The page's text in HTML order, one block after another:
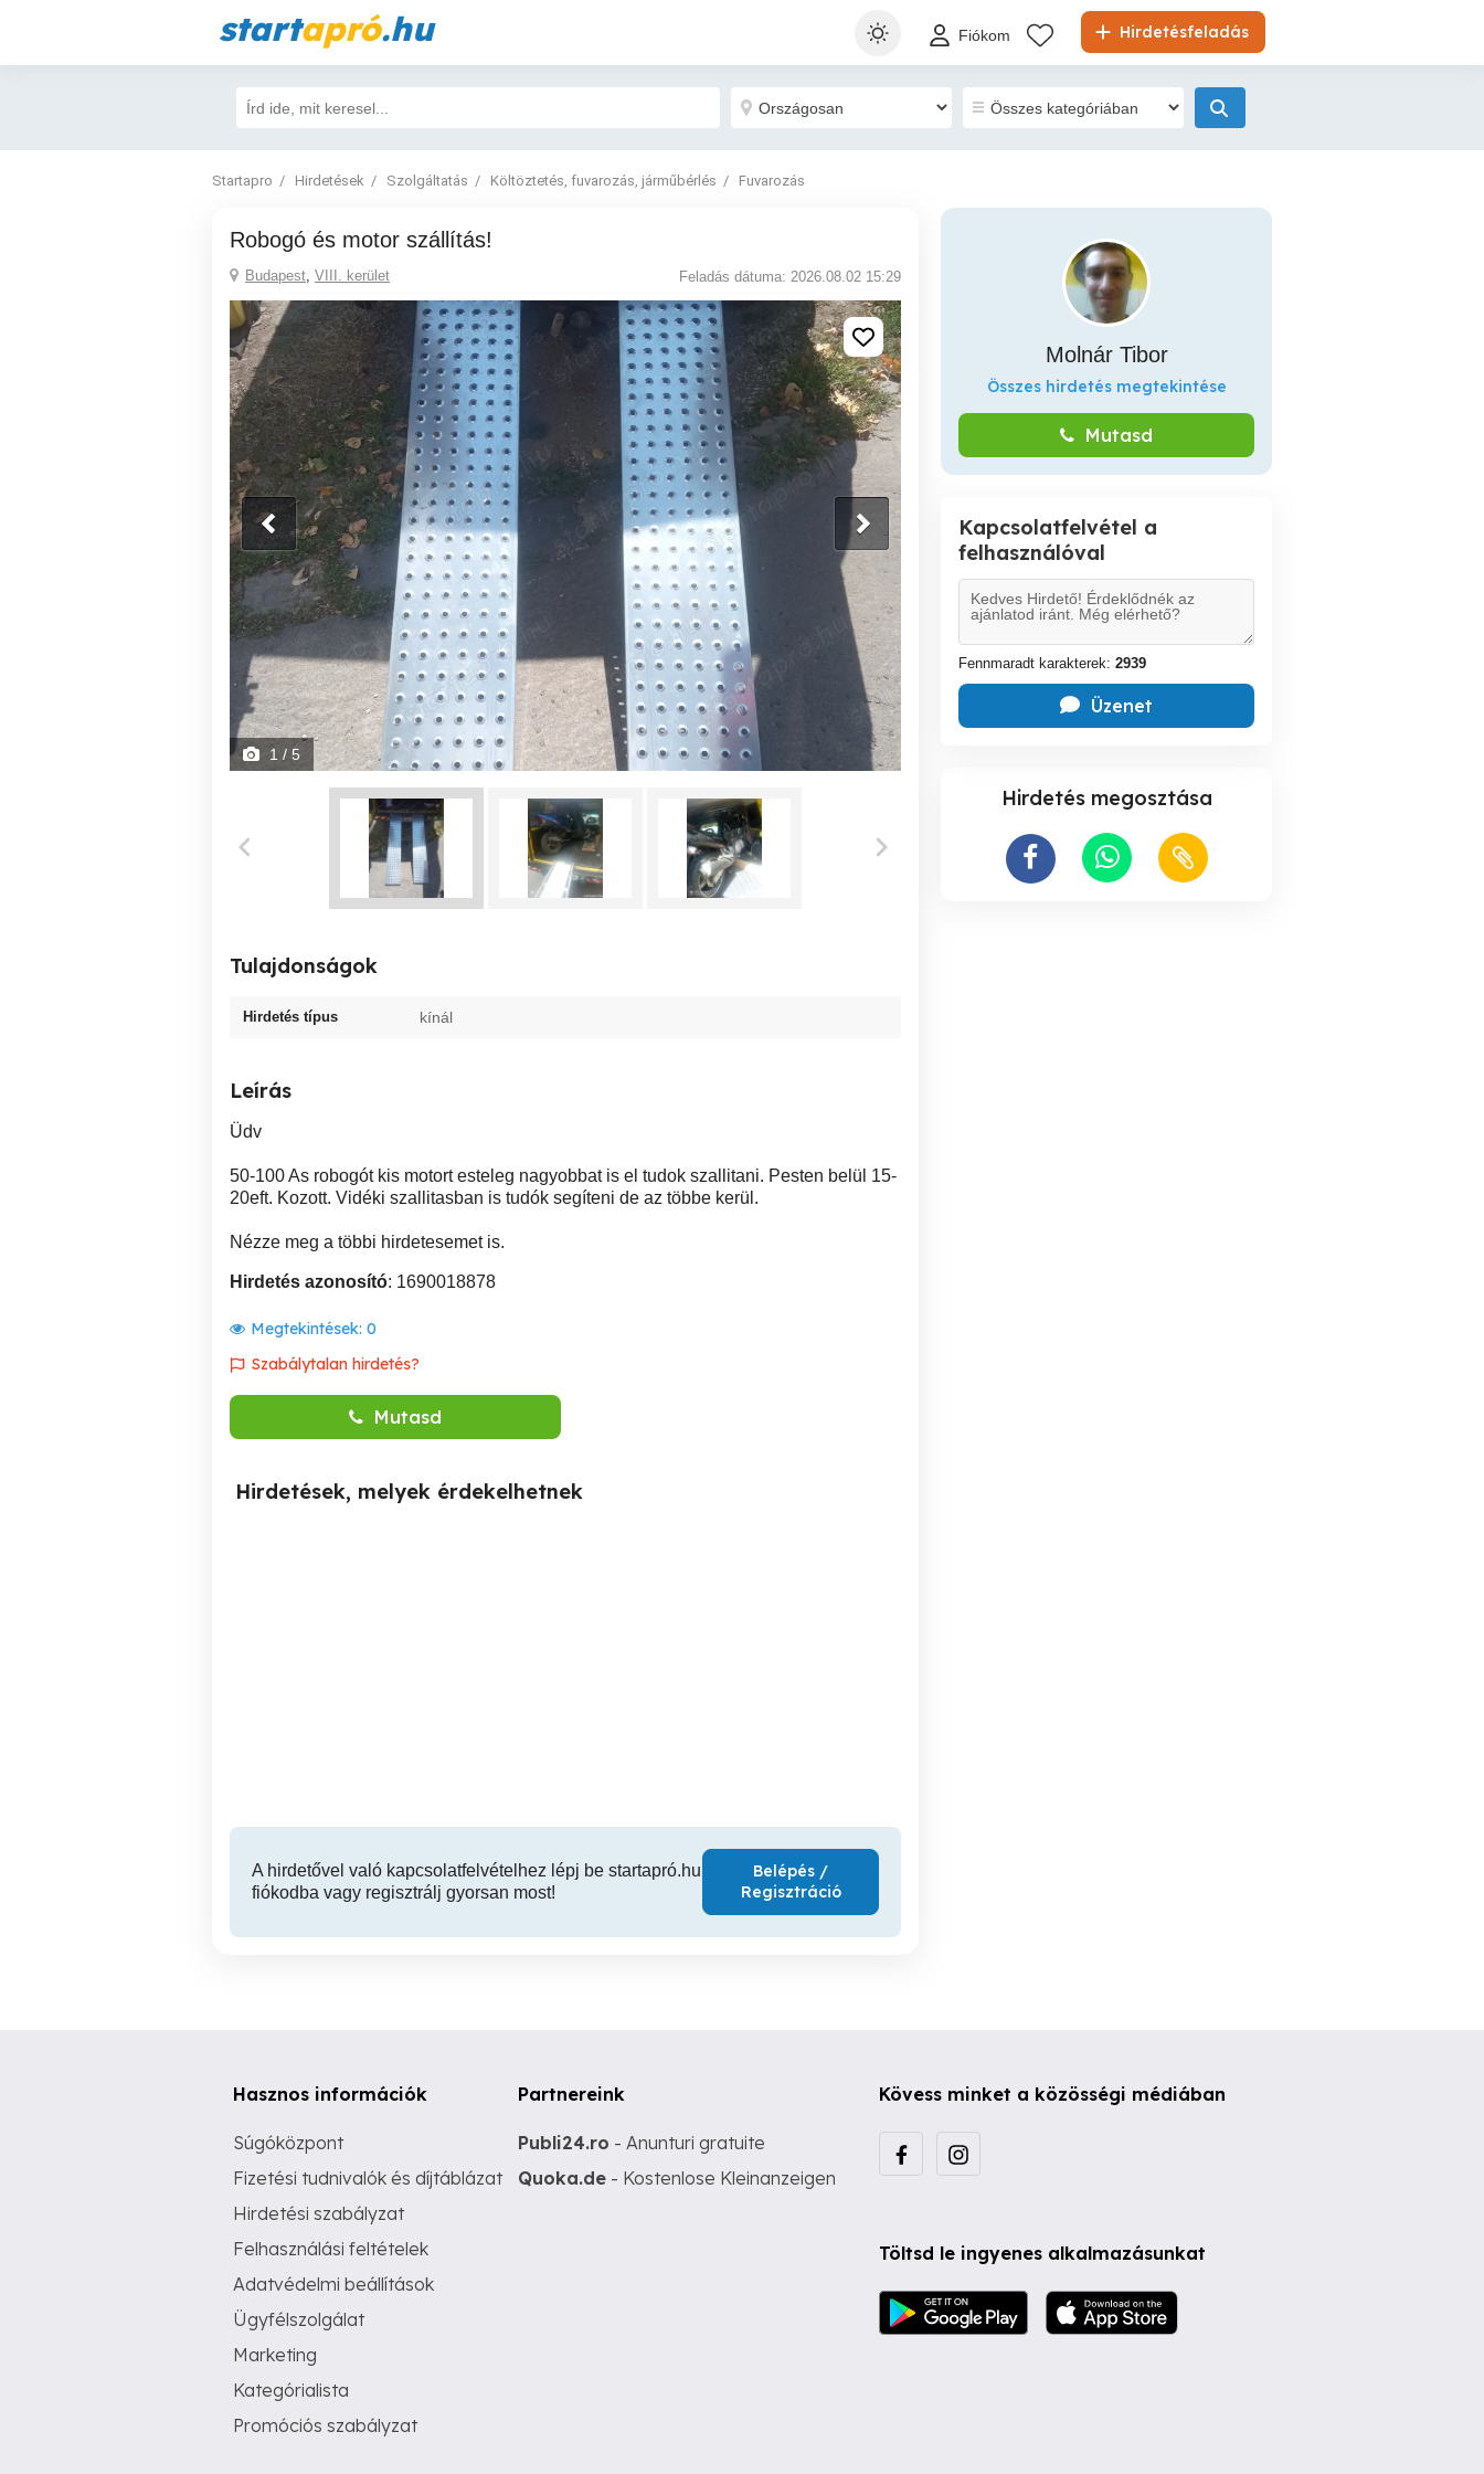
startapró.hu Hirdetésfeladás
Fiókom
Startapro Hirdetések Szolgáltatás Költöztetés, fuvarozás, járműbérlés Fuvarozás
Robogó és motor szállítás!
Budapest, VIII. kerület Feladás dátuma: 2026.08.02 15:29
1 / 5
Tulajdonságok
Hirdetés típus kínál
Leírás
Üdv
50-100 As robogót kis motort esteleg nagyobbat is el tudok szallitani. Pesten belül 15-
20eft. Kozott. Vidéki szallitasban is tudók segíteni de az többe kerül.
Nézze meg a többi hirdetesemet is.
Hirdetés azonosító: 1690018878
Megtekintések: 0
Szabálytalan hirdetés?
Mutasd
Hirdetések, melyek érdekelhetnek
A hirdetővel való kapcsolatfelvételhez lépj be startapró.hu
fiókodba vagy regisztrálj gyorsan most!
Belépés /
Regisztráció
Molnár Tibor
Összes hirdetés megtekintése
Mutasd
Kapcsolatfelvétel a
felhasználóval
Fennmaradt karakterek: 2939
Üzenet
Hirdetés megosztása
Hasznos információk
Súgóközpont
Fizetési tudnivalók és díjtáblázat
Hirdetési szabályzat
Felhasználási feltételek
Adatvédelmi beállítások
Ügyfélszolgálat
Marketing
Kategórialista
Promóciós szabályzat
Partnereink
Publi24.ro - Anunturi gratuite
Quoka.de - Kostenlose Kleinanzeigen
Kövess minket a közösségi médiában
Töltsd le ingyenes alkalmazásunkat